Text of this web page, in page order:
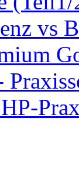
vs